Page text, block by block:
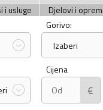
i usluge Djelovi i
Gorivo:
Izaberi
Cijena
€